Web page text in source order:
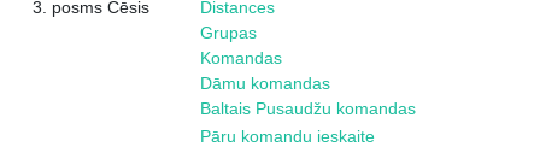
3. posms Cēsis
Distances
Grupas
Komandas
Dāmu komandas
Baltais Pusaudžu komandas
Pāru komandu ieskaite